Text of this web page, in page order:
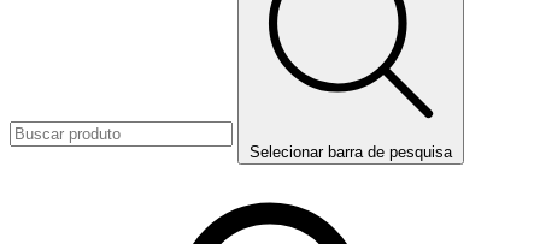
Selecionar barra de pesquisa